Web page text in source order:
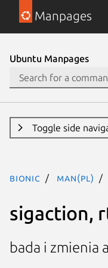
Manpages
Ubuntu Manpages
Toggle side
bionic man(pl)
sigaction,
bada i zmienia